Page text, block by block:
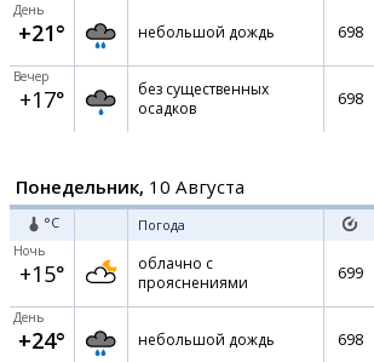
День
+21° небольшой дождь 698
Вечер
+17°
без существенных
осадков
698
Понедельник, 10 Августа
°C Погода
Ночь
+15°
облачно с
прояснениями
699
День
+24° небольшой дождь 698